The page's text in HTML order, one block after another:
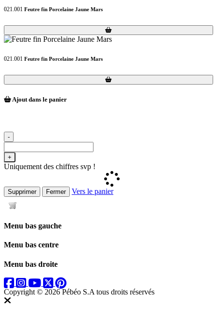
021.001 Feutre fin Porcelaine Jaune Mars
Loading...
Loading...
021.001 Feutre fin Porcelaine Jaune Mars
Loading...
Loading...
Ajout dans le panier
-
+
Uniquement des chiffres svp !
Supprimer Fermer Vers le panier
Menu bas gauche
Menu bas centre
Menu bas droite
Copyright © 2026 Pébéo S.A tous droits réservés